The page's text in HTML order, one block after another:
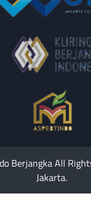
Berjangka All
Jakarta.